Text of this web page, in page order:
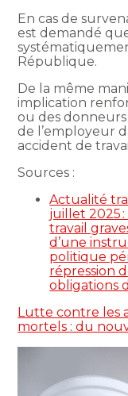
En cas de
est demandé
République.
De la même
implication
ou des
de l’employeur
accident de
Sources :
Actualité
juillet 2025
travail
d’une
politique
répression
obligations
Lutte contre les
mortels : du